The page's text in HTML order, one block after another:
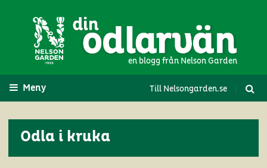
en blogg från Nelson Garden
Meny Till Nelsongarden.se
Odla i kruka